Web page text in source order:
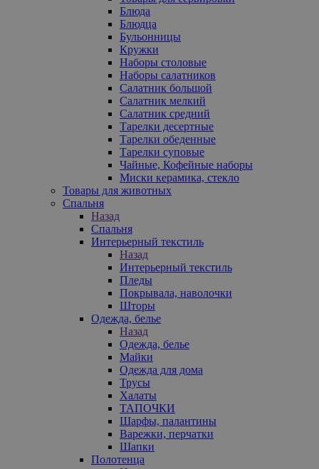
Блюда
Блюдца
Бульонницы
Кружки
Наборы столовые
Наборы салатников
Салатник большой
Салатник мелкий
Салатник средний
Тарелки десертные
Тарелки обеденные
Тарелки суповые
Чайные, Кофейные наборы
Миски керамика, стекло
Товары для животных
Спальня
Назад
Спальня
Интерьерный текстиль
Назад
Интерьерный текстиль
Пледы
Покрывала, наволочки
Шторы
Одежда, белье
Назад
Одежда, белье
Майки
Одежда для дома
Трусы
Халаты
ТАПОЧКИ
Шарфы, палантины
Варежки, перчатки
Шапки
Полотенца